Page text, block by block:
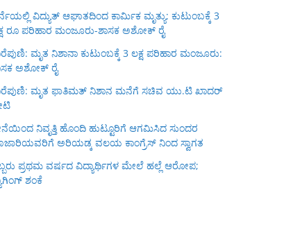
ವಿದ್ಯುತ್ ಆಘಾತದಿಂದ ಕಾರ್ಮಿಕ ಮೃತ್ಯು: ಕುಟುಂಬಕ್ಕೆ 3
ರೂ ಪರಿಹಾರ ಮಂಜೂರು-ಶಾಸಕ ಅಶೋಕ್ ರೈ
ಮೃತ ನಿಶಾನಾ ಕುಟುಂಬಕ್ಕೆ 3 ಲಕ್ಷ ಪರಿಹಾರ ಮಂಜೂರು:
ಅಶೋಕ್ ರೈ
ಮೃತ ಫಾತಿಮತ್ ನಿಶಾನ ಮನೆಗೆ ಸಚಿವ ಯು.ಟಿ ಖಾದರ್
ನಿವೃತ್ತಿ ಹೊಂದಿ ಹುಟ್ಟೂರಿಗೆ ಆಗಮಿಸಿದ ಸುಂದರ
ಅರಿಯಡ್ಕ ವಲಯ ಕಾಂಗ್ರೆಸ್ ನಿಂದ ಸ್ವಾಗತ
ಪ್ರಥಮ ವರ್ಷದ ವಿದ್ಯಾರ್ಥಿಗಳ ಮೇಲೆ ಹಲ್ಲೆ ಆರೋಪ;
ಶಂಕೆ